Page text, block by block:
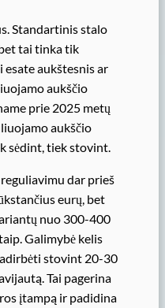
Standartinis stalo
tai tinka tik
esate aukštesnis ar
aukščio
prie 2025 metų
aukščio
sėdint, tiek stovint.
dar prieš
eurų, bet
nuo 300-400
Galimybė kelis
stovint 20-30
Tai pagerina
įtampą ir padidina